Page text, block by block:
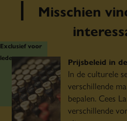
Misschien
Exclusief voor
leden
Prijsbeleid in
In de culturele
verschillende
bepalen. Cees
verschillende